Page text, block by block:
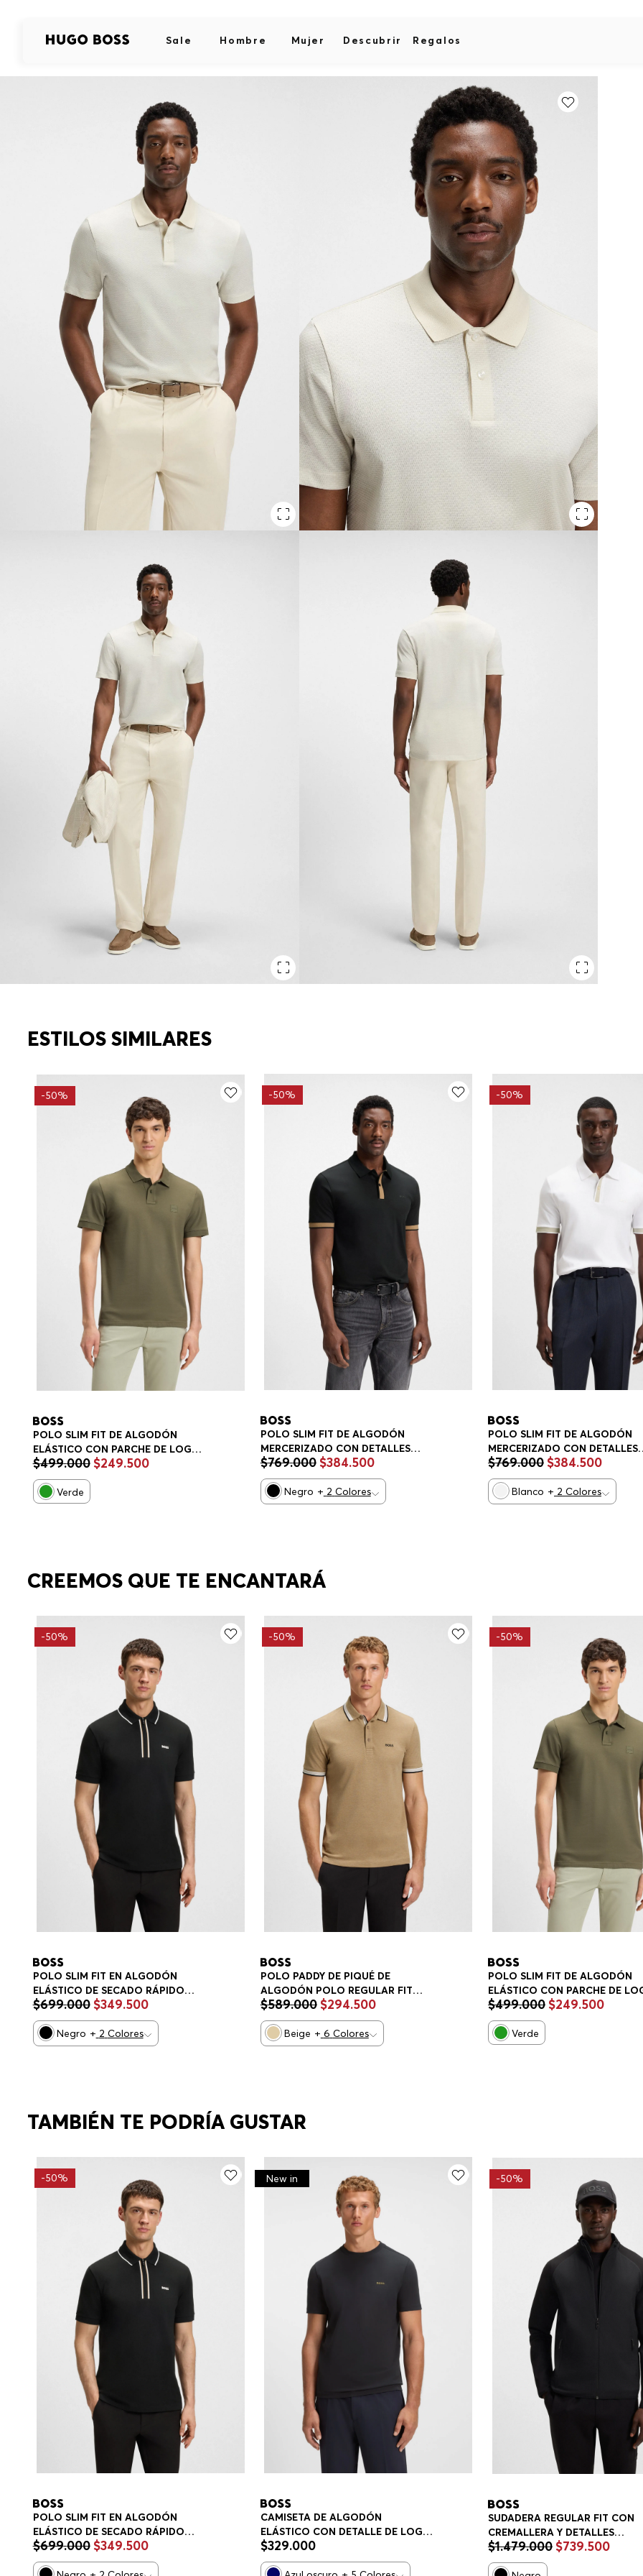
Sale Hombre Mujer Descubrir Regalos
ESTILOS SIMILARES
-50%
POLO SLIM FIT DE ALGODÓN
ELÁSTICO CON PARCHE DE LOGO
POLO SLIM FIT HOMBRE
$499.000 $249.500
Verde
-50%
POLO SLIM FIT DE ALGODÓN
MERCERIZADO CON DETALLES
ESTRUCTURADOS POLO SLIM FIT
HOMBRE
$769.000 $384.500
Negro + 2 Colores
-50%
POLO SLIM FIT DE ALGODÓN
MERCERIZADO CON DETALLES
ESTRUCTURADOS POLO SLIM
HOMBRE
$769.000 $384.500
Blanco + 2 Colores
CREEMOS QUE TE ENCANTARÁ
-50%
POLO SLIM FIT EN ALGODÓN
ELÁSTICO DE SECADO RÁPIDO
POLO SLIM FIT HOMBRE
$699.000 $349.500
Negro + 2 Colores
-50%
POLO PADDY DE PIQUÉ DE
ALGODÓN POLO REGULAR FIT
HOMBRE
$589.000 $294.500
Beige + 6 Colores
-50%
POLO SLIM FIT DE ALGODÓN
ELÁSTICO CON PARCHE DE
POLO SLIM FIT HOMBRE
$499.000 $249.500
Verde
TAMBIÉN TE PODRÍA GUSTAR
-50%
POLO SLIM FIT EN ALGODÓN
ELÁSTICO DE SECADO RÁPIDO
POLO SLIM FIT HOMBRE
$699.000 $349.500
New in
CAMISETA DE ALGODÓN
ELÁSTICO CON DETALLE DE LOGO
REGULAR FIT HOMBRE
$329.000
-50%
SUDADERA REGULAR FIT CON
CREMALLERA Y DETALLES
REFLECTANTES DECORATIVOS
SUDADERA REGULAR FIT
$1.479.000 $739.500